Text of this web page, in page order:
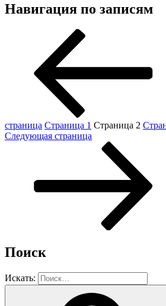
Навигация по записям
страница Страница 1 Страница 2
Следующая страница
Поиск
Искать: